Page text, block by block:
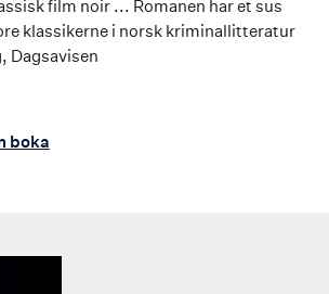
film noir ... Romanen har et sus
klassikerne i norsk kriminallitteratur
Dagsavisen
boka